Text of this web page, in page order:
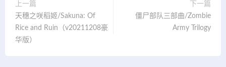
上一篇
天穗之咲稻姬/Sakuna: Of
Rice and Ruin（v20211208豪
华版）
下一篇
僵尸部队三部曲/Zombie
Army Trilogy